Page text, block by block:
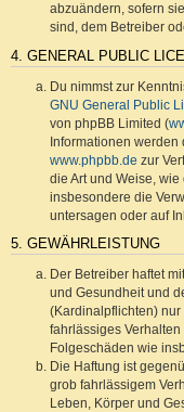
abzuändern, sofern
sind, dem Betreiber
4. GENERAL PUBLIC
Du nimmst zur
GNU General Public
von phpBB Limited (
Informationen
www.phpbb.de zur
die Art und Weise,
insbesondere die
untersagen oder auf
5. GEWÄHRLEISTUNG
Der Betreiber haftet
und Gesundheit und
(Kardinalpflichten)
fahrlässiges
Folgeschäden wie
Die Haftung ist
grob fahrlässigem
Leben, Körper und